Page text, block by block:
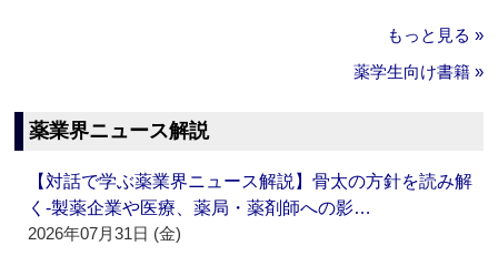
もっと見る »
薬学生向け書籍 »
薬業界ニュース解説
【対話で学ぶ薬業界ニュース解説】骨太の方針を読み解
く‐製薬企業や医療、薬局・薬剤師への影…
2026年07月31日 (金)